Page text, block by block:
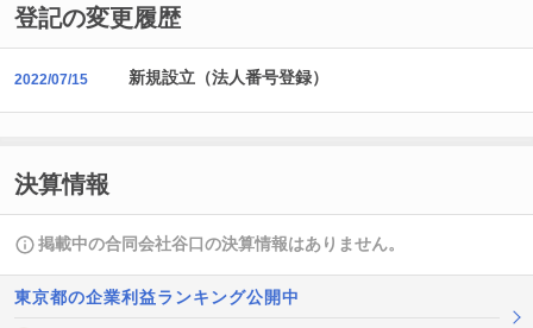
登記の変更履歴
2022/07/15 新規設立（法人番号登録）
決算情報
掲載中の合同会社谷口の決算情報はありません。
東京都の企業利益ランキング公開中